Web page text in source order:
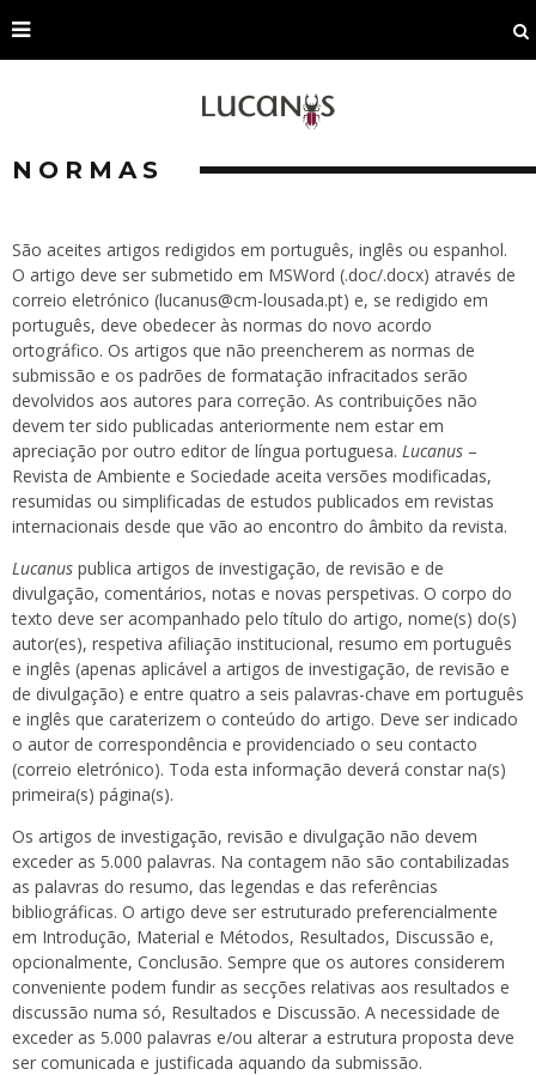
NORMAS
São aceites artigos redigidos em português, inglês ou espanhol.
O artigo deve ser submetido em MSWord (.doc/.docx) através de
correio eletrónico (lucanus@cm-lousada.pt) e, se redigido em
português, deve obedecer às normas do novo acordo
ortográfico. Os artigos que não preencherem as normas de
submissão e os padrões de formatação infracitados serão
devolvidos aos autores para correção. As contribuições não
devem ter sido publicadas anteriormente nem estar em
apreciação por outro editor de língua portuguesa. Lucanus –
Revista de Ambiente e Sociedade aceita versões modificadas,
resumidas ou simplificadas de estudos publicados em revistas
internacionais desde que vão ao encontro do âmbito da revista.
Lucanus publica artigos de investigação, de revisão e de
divulgação, comentários, notas e novas perspetivas. O corpo do
texto deve ser acompanhado pelo título do artigo, nome(s) do(s)
autor(es), respetiva afiliação institucional, resumo em português
e inglês (apenas aplicável a artigos de investigação, de revisão e
de divulgação) e entre quatro a seis palavras-chave em português
e inglês que caraterizem o conteúdo do artigo. Deve ser indicado
o autor de correspondência e providenciado o seu contacto
(correio eletrónico). Toda esta informação deverá constar na(s)
primeira(s) página(s).
Os artigos de investigação, revisão e divulgação não devem
exceder as 5.000 palavras. Na contagem não são contabilizadas
as palavras do resumo, das legendas e das referências
bibliográficas. O artigo deve ser estruturado preferencialmente
em Introdução, Material e Métodos, Resultados, Discussão e,
opcionalmente, Conclusão. Sempre que os autores considerem
conveniente podem fundir as secções relativas aos resultados e
discussão numa só, Resultados e Discussão. A necessidade de
exceder as 5.000 palavras e/ou alterar a estrutura proposta deve
ser comunicada e justificada aquando da submissão.